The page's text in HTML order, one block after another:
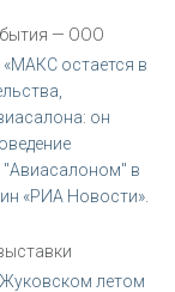
— ООО
«МАКС остается в
он
в
«РИА Новости».
летом